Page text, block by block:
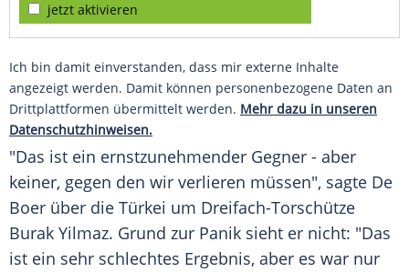
jetzt aktivieren
Ich bin damit einverstanden, dass mir externe Inhalte
angezeigt werden. Damit können personenbezogene Daten an
Drittplattformen übermittelt werden. Mehr dazu in unseren
Datenschutzhinweisen.
"Das ist ein ernstzunehmender Gegner - aber
keiner, gegen den wir verlieren müssen", sagte De
Boer über die Türkei um Dreifach-Torschütze
Burak Yilmaz. Grund zur Panik sieht er nicht: "Das
ist ein sehr schlechtes Ergebnis, aber es war nur